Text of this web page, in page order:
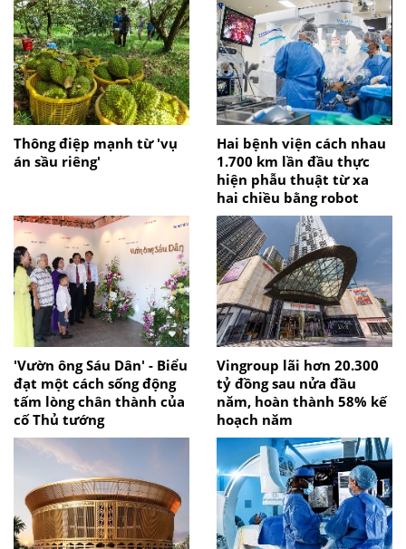
Thông điệp mạnh từ 'vụ
án sầu riêng'
Hai bệnh viện cách nhau
1.700 km lần đầu thực
hiện phẫu thuật từ xa
hai chiều bằng robot
'Vườn ông Sáu Dân' - Biểu
đạt một cách sống động
tấm lòng chân thành của
cố Thủ tướng
Vingroup lãi hơn 20.300
tỷ đồng sau nửa đầu
năm, hoàn thành 58% kế
hoạch năm